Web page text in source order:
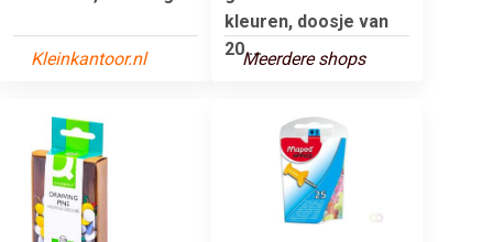
Kleinkantoor.nl
kleuren, doosje van
20 ...Meerdere shops